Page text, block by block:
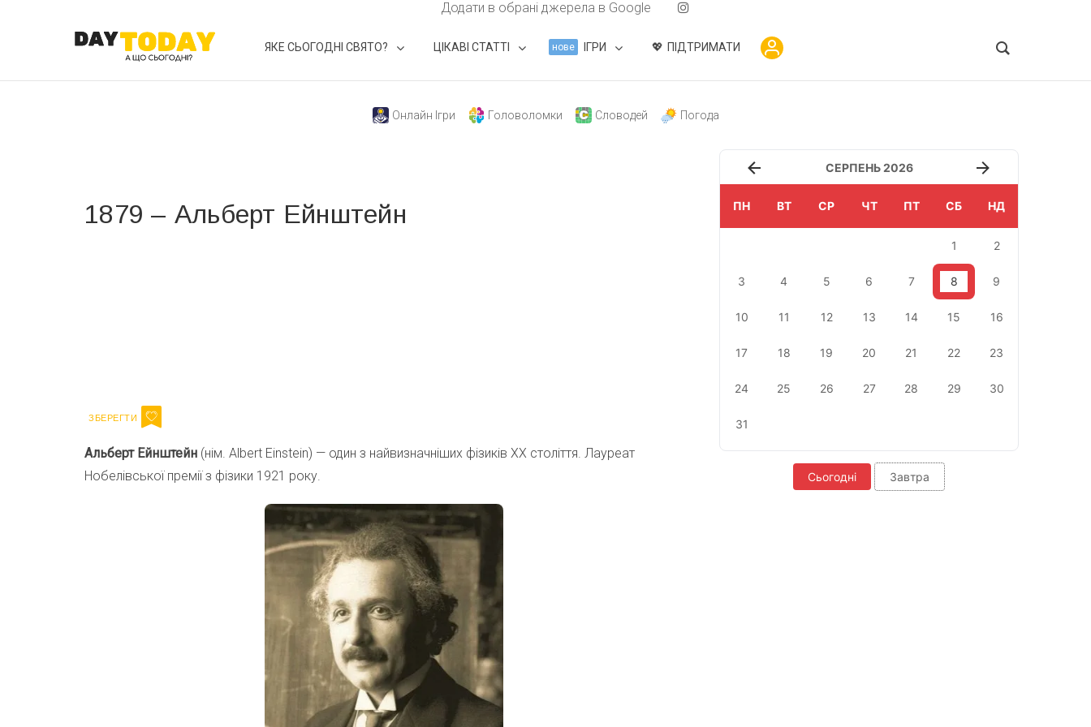
Додати в обрані джерела в Google
ЯКЕ СЬОГОДНІ СВЯТО? ЦІКАВІ СТАТТІ нове ІГРИ ПІДТРИМАТИ
Онлайн Ігри Головоломки Словодей Погода
1879 – Альберт Ейнштейн
Альберт Ейнштейн (нім. Albert Einstein) — один з найвизначніших фізиків XX століття. Лауреат
Нобелівської премії з фізики 1921 року.
СЕРПЕНЬ 2026
ПН ВТ СР ЧТ ПТ СБ НД
1 2
3 4 5 6 7 8 9
10 11 12 13 14 15 16
17 18 19 20 21 22 23
24 25 26 27 28 29 30
31
Сьогодні Завтра